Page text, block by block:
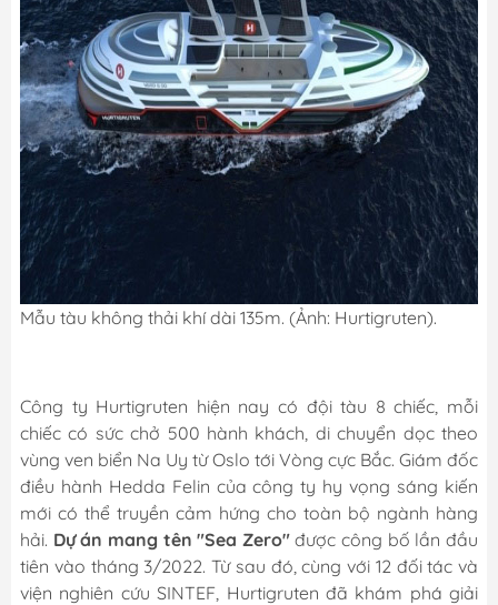
Mẫu tàu không thải khí dài 135m. (Ảnh: Hurtigruten).
Công ty Hurtigruten hiện nay có đội tàu 8 chiếc, mỗi
chiếc có sức chở 500 hành khách, di chuyển dọc theo
vùng ven biển Na Uy từ Oslo tới Vòng cực Bắc. Giám đốc
điều hành Hedda Felin của công ty hy vọng sáng kiến
mới có thể truyền cảm hứng cho toàn bộ ngành hàng
hải. Dự án mang tên "Sea Zero"được công bố lần đầu
tiên vào tháng 3/2022. Từ sau đó, cùng với 12 đối tác và
viện nghiên cứu SINTEF, Hurtigruten đã khám phá giải